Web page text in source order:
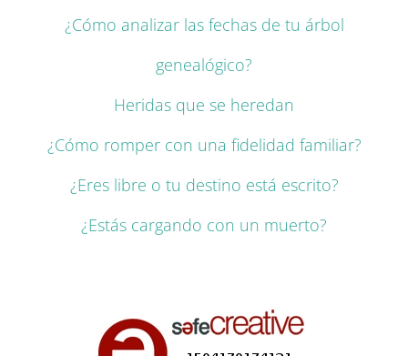
¿Cómo analizar las fechas de tu árbol
genealógico?
Heridas que se heredan
¿Cómo romper con una fidelidad familiar?
¿Eres libre o tu destino está escrito?
¿Estás cargando con un muerto?